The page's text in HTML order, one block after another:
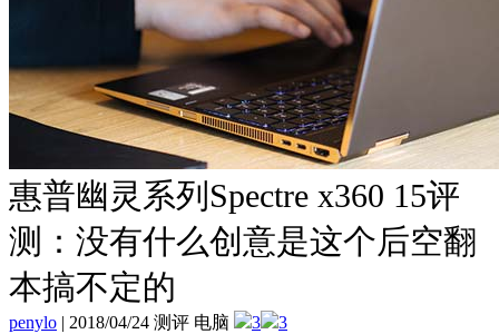
惠普幽灵系列Spectre x360 15评
测：没有什么创意是这个后空翻
本搞不定的
penylo | 2018/04/24 测评 电脑 3
3